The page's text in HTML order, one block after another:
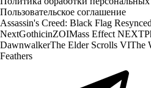
Пользовательское соглашение
Assassin's Creed: Black Flag Resynced
NextGothicinZOIMass Effect NEXT
DawnwalkerThe Elder Scrolls VIThe
Feathers